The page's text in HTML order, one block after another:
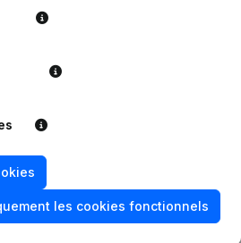
Rubrique Constitution (Nouvelle
posées
les cookies fonctionnels